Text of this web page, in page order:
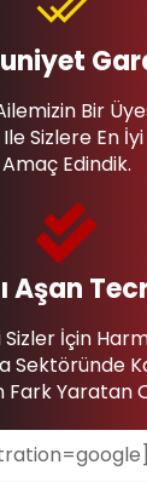
Aşan
İçin
Sektöründe
Fark Yaratan
Bir
Sizlere En
Amaç Edindik.